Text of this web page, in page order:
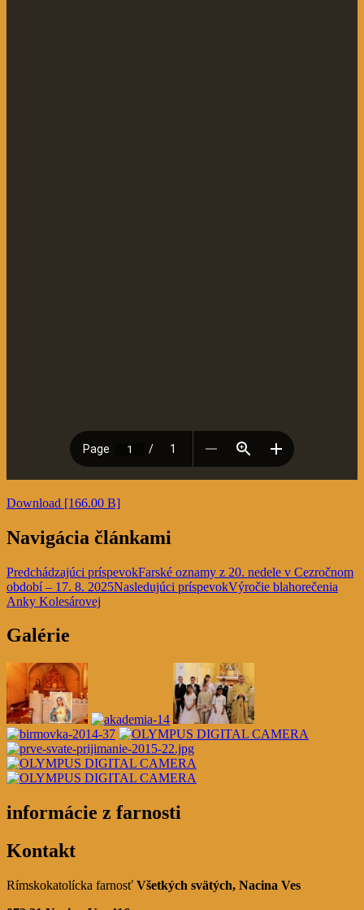
Download [166.00 B]
Navigácia článkami
Predchádzajúci príspevokFarské oznamy z 20. nedele v Cezročnom
období – 17. 8. 2025Nasledujúci príspevokVýročie blahorečenia
Anky Kolesárovej
Galérie
informácie z farnosti
Kontakt
Rímskokatolícka farnosť Všetkých svätých, Nacina Ves